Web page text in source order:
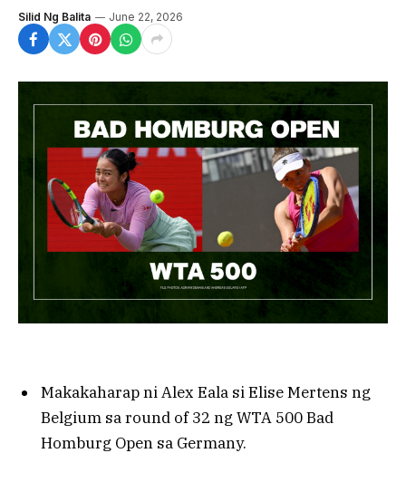
Silid Ng Balita June 22, 2026
Makakaharap ni Alex Eala si Elise Mertens ng
Belgium sa round of 32 ng WTA 500 Bad
Homburg Open sa Germany.